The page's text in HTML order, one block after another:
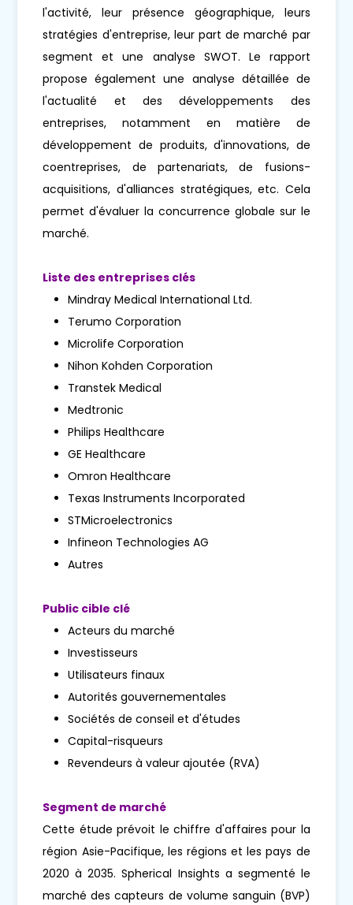
l'activité, leur présence géographique, leurs
stratégies d'entreprise, leur part de marché par
segment et une analyse SWOT. Le rapport
propose également une analyse détaillée de
l'actualité et des développements des
entreprises, notamment en matière de
développement de produits, d'innovations, de
coentreprises, de partenariats, de fusions-
acquisitions, d'alliances stratégiques, etc. Cela
permet d'évaluer la concurrence globale sur le
marché.
Liste des entreprises clés
Mindray Medical International Ltd.
Terumo Corporation
Microlife Corporation
Nihon Kohden Corporation
Transtek Medical
Medtronic
Philips Healthcare
GE Healthcare
Omron Healthcare
Texas Instruments Incorporated
STMicroelectronics
Infineon Technologies AG
Autres
Public cible clé
Acteurs du marché
Investisseurs
Utilisateurs finaux
Autorités gouvernementales
Sociétés de conseil et d'études
Capital-risqueurs
Revendeurs à valeur ajoutée (RVA)
Segment de marché
Cette étude prévoit le chiffre d'affaires pour la
région Asie-Pacifique, les régions et les pays de
2020 à 2035. Spherical Insights a segmenté le
marché des capteurs de volume sanguin (BVP)